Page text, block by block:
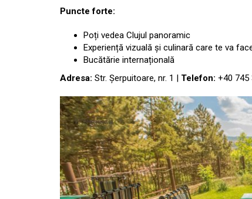
Puncte forte:
Poți vedea Clujul panoramic
Experiență vizuală și culinară care te va
Bucătărie internațională
Adresa: Str. Șerpuitoare, nr. 1 | Telefon: +40 745